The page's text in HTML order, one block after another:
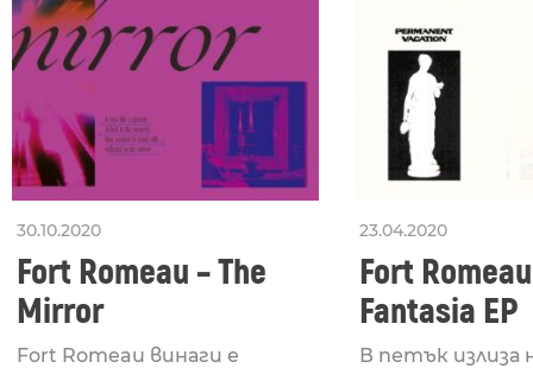
30.10.2020
Fort Romeau – The
Mirror
Fort Romeau винаги е
23.04.2020
Fort
Fantasia EP
В петък излиза